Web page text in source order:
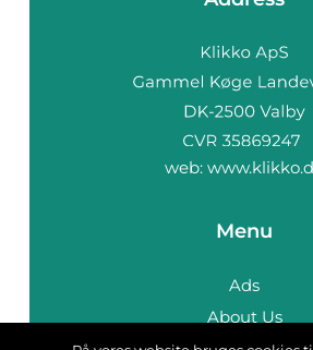
web:
Menu
Ads
About Us